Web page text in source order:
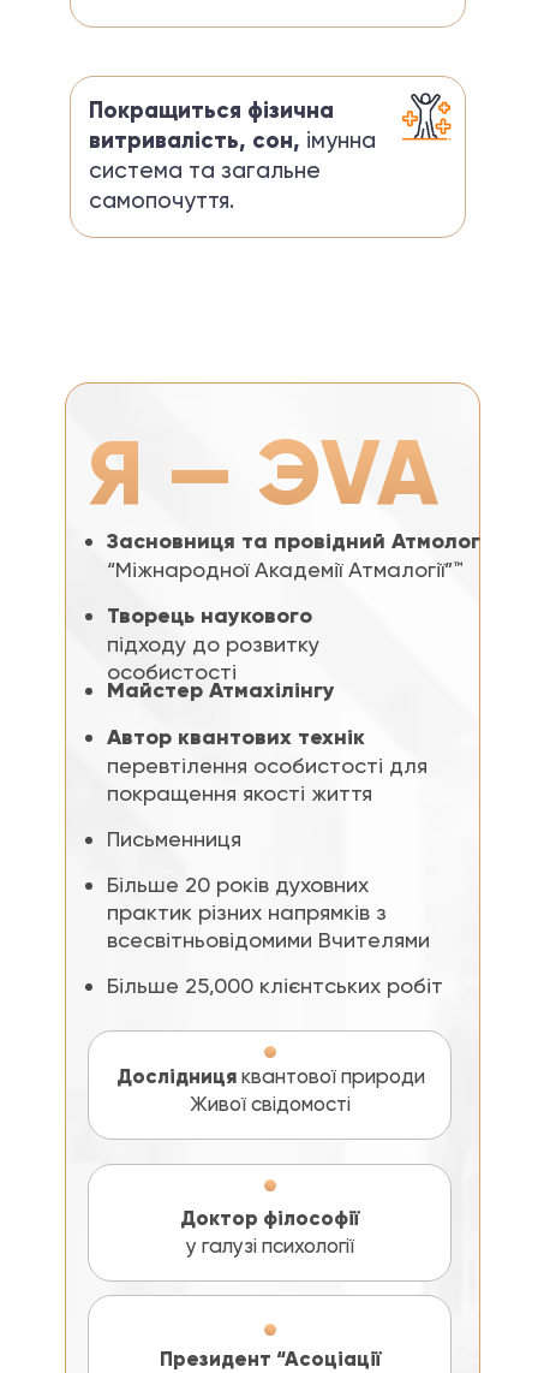
Покращиться фізична
витривалість, сон, імунна
система та загальне
самопочуття.
Я — ЭVA
Більше 25,000 клієнтських робіт
Більше 20 років духовних
практик різних напрямків з
всесвітньовідомими Вчителями
Письменниця
Автор квантових технік
перевтілення особистості для
покращення якості життя
Майстер Атмахілінгу
Засновниця та провідний Атмолог
“Міжнародної Академії Атмалогії”™
Творець наукового
підходу до розвитку
особистості
Президент “Асоціації
Доктор філософії
у галузі психології
Дослідниця квантової природи
Живої свідомості